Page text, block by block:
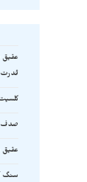
صدف
سنگ